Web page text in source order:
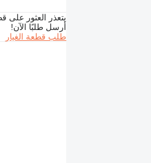
يتعذر العثور على
أرسل طلبًا الآن!
طلب قطعة الغيار